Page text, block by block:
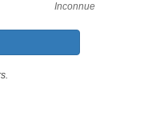
Inconnue